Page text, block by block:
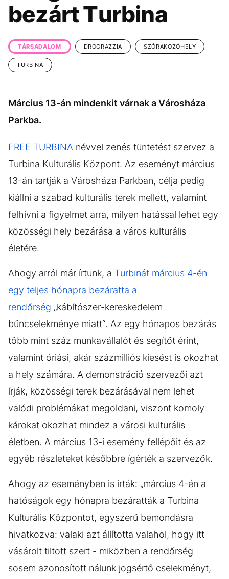
KÖZÉLET UTAZÁS
ÉLETMÓD DESIGN
BESZÉLGETÉSEK ARCOK
VIDEÓ
bezárt Turbina
TÁRSADALOM DROGRAZZIA SZÓRAKOZÓHELY
TURBINA
Március 13-án mindenkit várnak a Városháza
Parkba.
FREE TURBINA névvel zenés tüntetést szervez a
Turbina Kulturális Központ. Az eseményt március
13-án tartják a Városháza Parkban, célja pedig
kiállni a szabad kulturális terek mellett, valamint
felhívni a figyelmet arra, milyen hatással lehet egy
közösségi hely bezárása a város kulturális
életére.
Ahogy arról már írtunk, a Turbinát március 4-én
egy teljes hónapra bezáratta a
rendőrség „kábítószer-kereskedelem
bűncselekménye miatt“. Az egy hónapos bezárás
több mint száz munkavállalót és segítőt érint,
valamint óriási, akár százmilliós kiesést is okozhat
a hely számára. A demonstráció szervezői azt
írják, közösségi terek bezárásával nem lehet
valódi problémákat megoldani, viszont komoly
károkat okozhat mindez a városi kulturális
életben. A március 13-i esemény fellépőit és az
egyéb részleteket későbbre ígérték a szervezők.
Ahogy az eseményben is írták: „március 4-én a
hatóságok egy hónapra bezáratták a Turbina
Kulturális Központot, egyszerű bemondásra
hivatkozva: valaki azt állította valahol, hogy itt
vásárolt tiltott szert - miközben a rendőrség
sosem azonosított nálunk jogsértő cselekményt,